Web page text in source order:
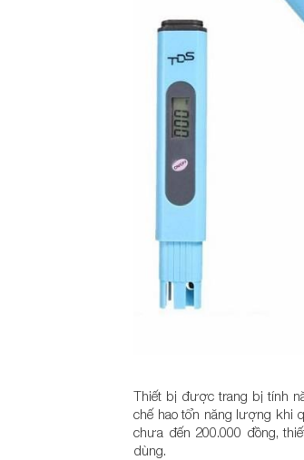
Thiết bị được trang bị tính
chế hao tổn năng lượng khi
chưa đến 200.000 đồng,
dùng.